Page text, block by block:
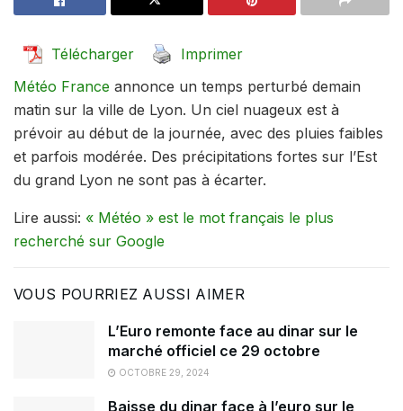
Télécharger
Imprimer
Météo France annonce un temps perturbé demain
matin sur la ville de Lyon. Un ciel nuageux est à
prévoir au début de la journée, avec des pluies faibles
et parfois modérée. Des précipitations fortes sur l’Est
du grand Lyon ne sont pas à écarter.
Lire aussi: « Météo » est le mot français le plus
recherché sur Google
VOUS POURRIEZ AUSSI AIMER
L’Euro remonte face au dinar sur le
marché officiel ce 29 octobre
OCTOBRE 29, 2024
Baisse du dinar face à l’euro sur le